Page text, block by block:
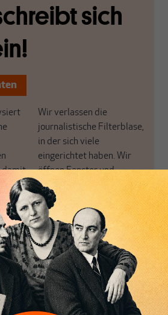
sich
damit
für
Wir verlassen die
journalistische Filterblase,
in der sich viele
eingerichtet haben. Wir
öffnen Fenster und
bringen frische Luft in die
engen und verstaubten
Debattenräume.
Brauchen Sie auch frische
Luft? Dann folgen Sie
einfach dem Button.
ABONNIEREN SIE